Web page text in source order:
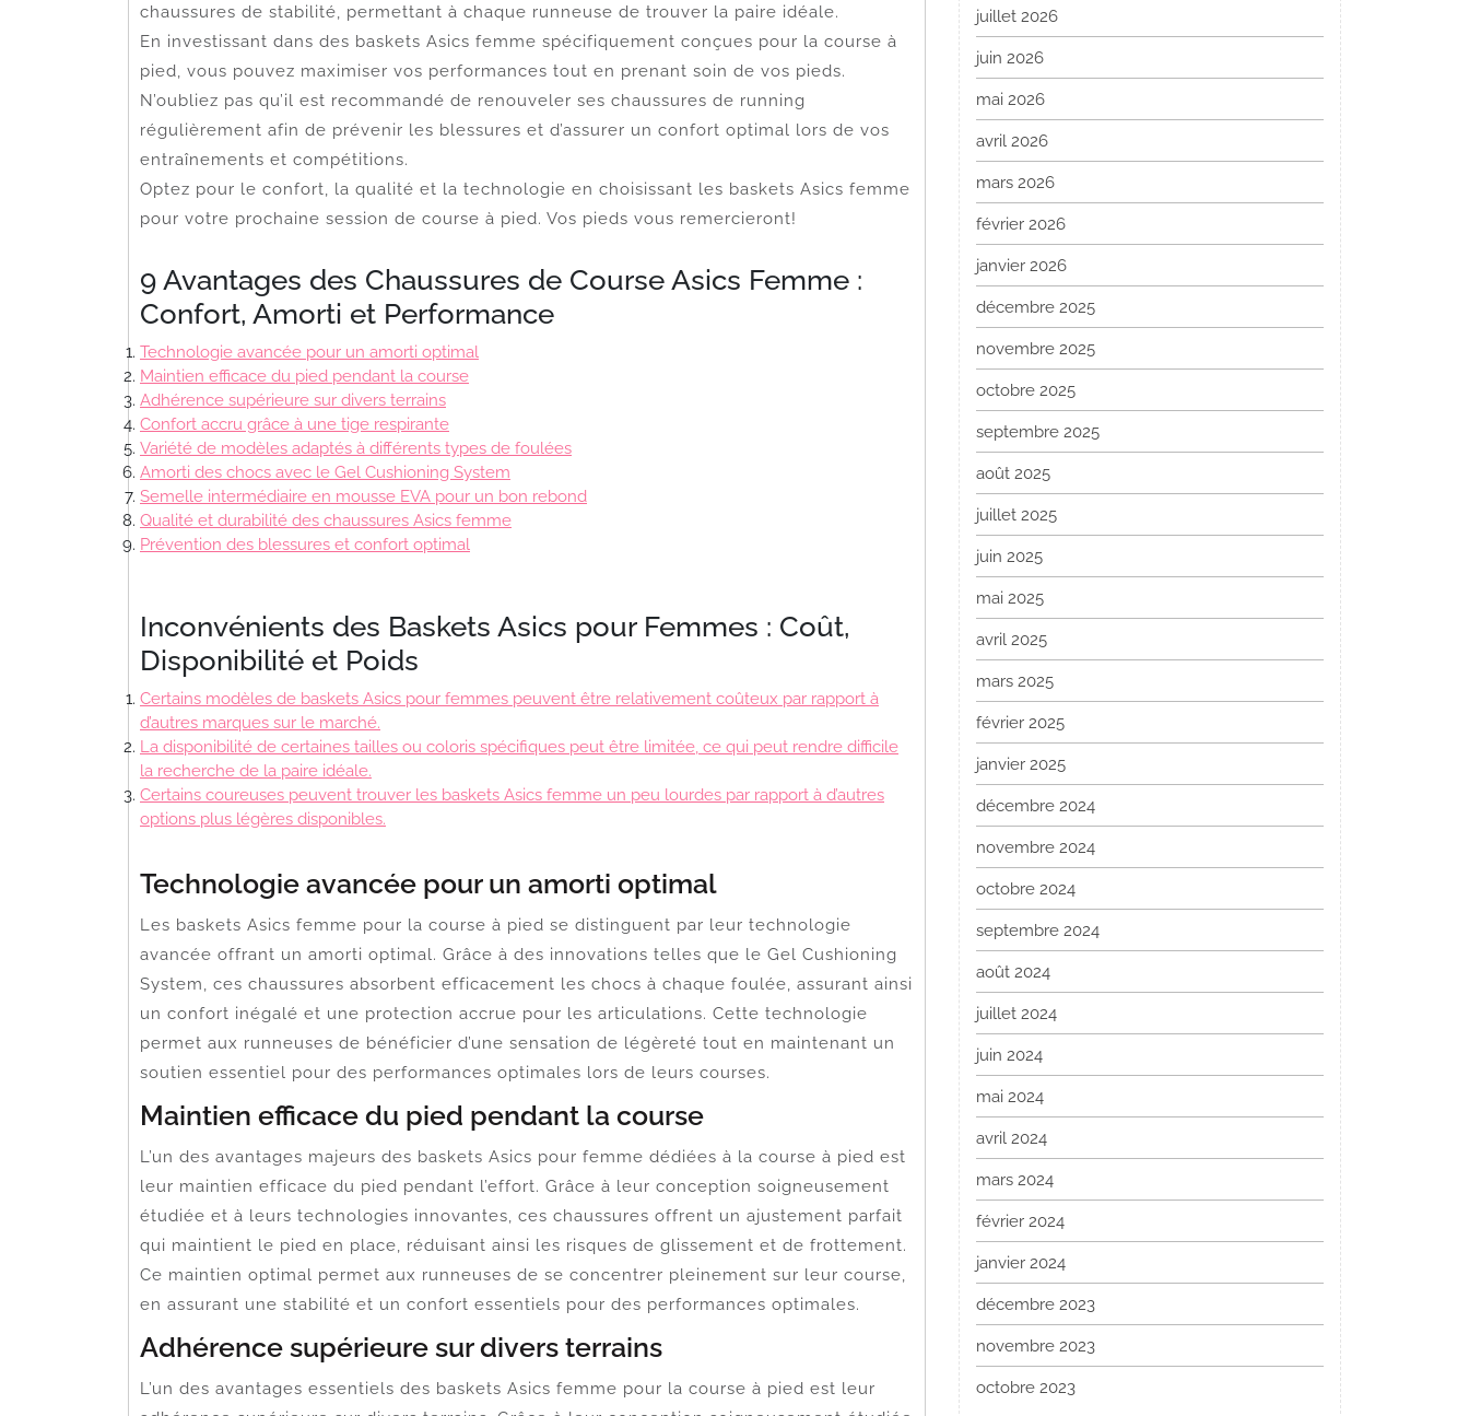
chaussures de stabilité, permettant à chaque runneuse de trouver la paire idéale.
En investissant dans des baskets Asics femme spécifiquement conçues pour la course à
pied, vous pouvez maximiser vos performances tout en prenant soin de vos pieds.
N’oubliez pas qu’il est recommandé de renouveler ses chaussures de running
régulièrement afin de prévenir les blessures et d’assurer un confort optimal lors de vos
entraînements et compétitions.
Optez pour le confort, la qualité et la technologie en choisissant les baskets Asics femme
pour votre prochaine session de course à pied. Vos pieds vous remercieront!
9 Avantages des Chaussures de Course Asics Femme :
Confort, Amorti et Performance
Technologie avancée pour un amorti optimal
Maintien efficace du pied pendant la course
Adhérence supérieure sur divers terrains
Confort accru grâce à une tige respirante
Variété de modèles adaptés à différents types de foulées
Amorti des chocs avec le Gel Cushioning System
Semelle intermédiaire en mousse EVA pour un bon rebond
Qualité et durabilité des chaussures Asics femme
Prévention des blessures et confort optimal
Inconvénients des Baskets Asics pour Femmes : Coût,
Disponibilité et Poids
Certains modèles de baskets Asics pour femmes peuvent être relativement coûteux par rapport à
d’autres marques sur le marché.
La disponibilité de certaines tailles ou coloris spécifiques peut être limitée, ce qui peut rendre difficile
la recherche de la paire idéale.
Certains coureuses peuvent trouver les baskets Asics femme un peu lourdes par rapport à d’autres
options plus légères disponibles.
Technologie avancée pour un amorti optimal
Les baskets Asics femme pour la course à pied se distinguent par leur technologie
avancée offrant un amorti optimal. Grâce à des innovations telles que le Gel Cushioning
System, ces chaussures absorbent efficacement les chocs à chaque foulée, assurant ainsi
un confort inégalé et une protection accrue pour les articulations. Cette technologie
permet aux runneuses de bénéficier d’une sensation de légèreté tout en maintenant un
soutien essentiel pour des performances optimales lors de leurs courses.
Maintien efficace du pied pendant la course
L’un des avantages majeurs des baskets Asics pour femme dédiées à la course à pied est
leur maintien efficace du pied pendant l’effort. Grâce à leur conception soigneusement
étudiée et à leurs technologies innovantes, ces chaussures offrent un ajustement parfait
qui maintient le pied en place, réduisant ainsi les risques de glissement et de frottement.
Ce maintien optimal permet aux runneuses de se concentrer pleinement sur leur course,
en assurant une stabilité et un confort essentiels pour des performances optimales.
Adhérence supérieure sur divers terrains
L’un des avantages essentiels des baskets Asics femme pour la course à pied est leur
juillet 2026
juin 2026
mai 2026
avril 2026
mars 2026
février 2026
janvier 2026
décembre 2025
novembre 2025
octobre 2025
septembre 2025
août 2025
juillet 2025
juin 2025
mai 2025
avril 2025
mars 2025
février 2025
janvier 2025
décembre 2024
novembre 2024
octobre 2024
septembre 2024
août 2024
juillet 2024
juin 2024
mai 2024
avril 2024
mars 2024
février 2024
janvier 2024
décembre 2023
novembre 2023
octobre 2023